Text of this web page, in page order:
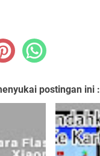
postingan ini :